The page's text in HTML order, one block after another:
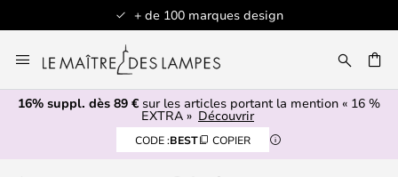
marques design
au
contenu
16% suppl. dès 89 € sur les articles portant la mention « 16 %
EXTRA » Découvrir
CODE :BEST COPIER